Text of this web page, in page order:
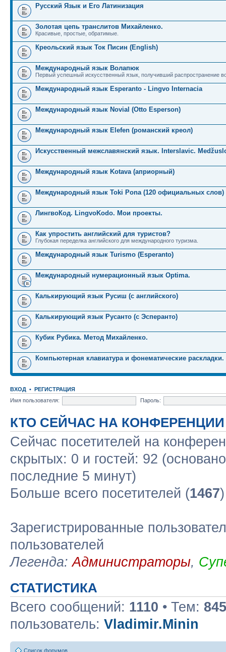
Русский Язык и Его Латинизация
Золотая цепь транслитов Михайленко.
Красивые, простые, обратимые.
Креольский язык Ток Писин (English)
Международный язык Волапюк
Первый успешный искусственный язык, получивший распространение
Международный язык Esperanto - Lingvo Internacia
Международный язык Novial (Otto Esperson)
Международный язык Elefen (романский креол)
Искусственный межславянский язык. Interslavic.
Международный язык Kotava (априорный)
Международный язык Toki Pona (120 официальных слов)
ЛингвоКод. LingvoKodo. Мои проекты.
Как упростить английский для туристов?
Глубокая переделка английского для международного туризма.
Международный язык Turismo (Esperanto)
Международный нумерационный язык Optima.
Калькирующий язык Русиш (с английского)
Калькирующий язык Русанто (с Эсперанто)
Кубик Рубика. Метод Михайленко.
Компьютерная клавиатура и фонематические раскладки.
ВХОД • РЕГИСТРАЦИЯ
Имя пользователя:
Пароль:
КТО СЕЙЧАС НА КОНФЕРЕНЦИИ
Сейчас посетителей на
скрытых: 0 и гостей: 92
последние 5 минут)
Больше всего посетителей (1467
Зарегистрированные
пользователей
Легенда:Администраторы,
СТАТИСТИКА
Всего сообщений: 1110 • Тем: 845
пользователь: Vladimir.Minin
Список форумов